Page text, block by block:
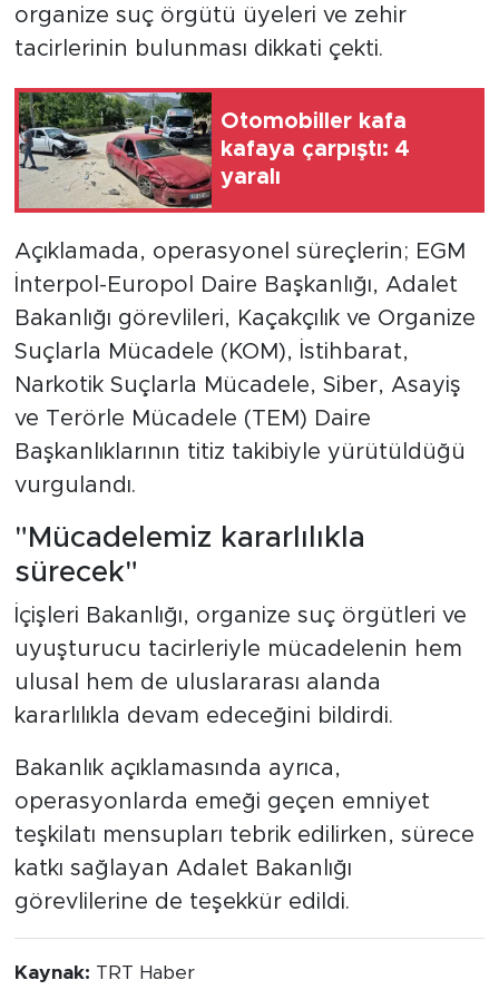
organize suç örgütü üyeleri ve zehir
tacirlerinin bulunması dikkati çekti.
Otomobiller kafa
kafaya çarpıştı: 4
yaralı
Açıklamada, operasyonel süreçlerin; EGM
İnterpol-Europol Daire Başkanlığı, Adalet
Bakanlığı görevlileri, Kaçakçılık ve Organize
Suçlarla Mücadele (KOM), İstihbarat,
Narkotik Suçlarla Mücadele, Siber, Asayiş
ve Terörle Mücadele (TEM) Daire
Başkanlıklarının titiz takibiyle yürütüldüğü
vurgulandı.
"Mücadelemiz kararlılıkla
sürecek"
İçişleri Bakanlığı, organize suç örgütleri ve
uyuşturucu tacirleriyle mücadelenin hem
ulusal hem de uluslararası alanda
kararlılıkla devam edeceğini bildirdi.
Bakanlık açıklamasında ayrıca,
operasyonlarda emeği geçen emniyet
teşkilatı mensupları tebrik edilirken, sürece
katkı sağlayan Adalet Bakanlığı
görevlilerine de teşekkür edildi.
Kaynak: TRT Haber